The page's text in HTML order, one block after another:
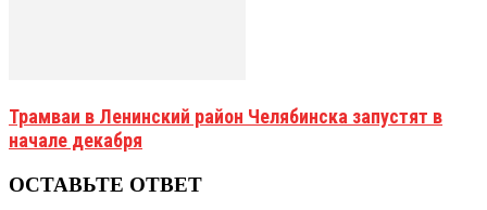
Трамваи в Ленинский район Челябинска запустят в
начале декабря
ОСТАВЬТЕ ОТВЕТ